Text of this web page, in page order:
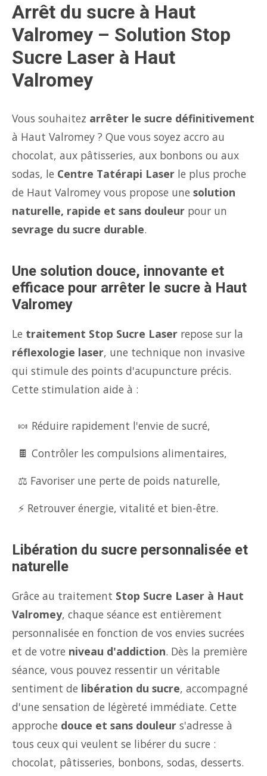
Arrêt du sucre à Haut
Valromey – Solution Stop
Sucre Laser à Haut
Valromey
Vous souhaitez arrêter le sucre définitivement
à Haut Valromey ? Que vous soyez accro au
chocolat, aux pâtisseries, aux bonbons ou aux
sodas, le Centre Tatérapi Laser le plus proche
de Haut Valromey vous propose une solution
naturelle, rapide et sans douleur pour un
sevrage du sucre durable.
Une solution douce, innovante et
efficace pour arrêter le sucre à Haut
Valromey
Le traitement Stop Sucre Laser repose sur la
réflexologie laser, une technique non invasive
qui stimule des points d'acupuncture précis.
Cette stimulation aide à :
🍬 Réduire rapidement l'envie de sucré,
🍫 Contrôler les compulsions alimentaires,
⚖️ Favoriser une perte de poids naturelle,
⚡ Retrouver énergie, vitalité et bien-être.
Libération du sucre personnalisée et
naturelle
Grâce au traitement Stop Sucre Laser à Haut
Valromey, chaque séance est entièrement
personnalisée en fonction de vos envies sucrées
et de votre niveau d'addiction. Dès la première
séance, vous pouvez ressentir un véritable
sentiment de libération du sucre, accompagné
d'une sensation de légèreté immédiate. Cette
approche douce et sans douleur s'adresse à
tous ceux qui veulent se libérer du sucre :
chocolat, pâtisseries, bonbons, sodas, desserts.